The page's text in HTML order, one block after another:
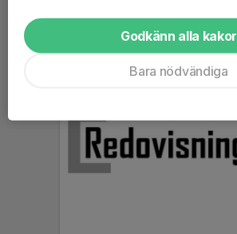
Godkänn alla kakor
Bara nödvändiga